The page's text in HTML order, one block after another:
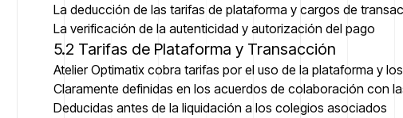
La deducción de las tarifas de plataforma y cargos de
La verificación de la autenticidad y autorización del pago
5.2 Tarifas de Plataforma y Transacción
Atelier Optimatix cobra tarifas por el uso de la plataforma y
Claramente definidas en los acuerdos de colaboración con
Deducidas antes de la liquidación a los colegios asociados